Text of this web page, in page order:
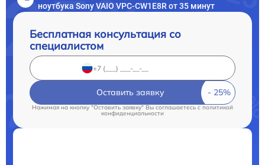
ноутбука Sony VAIO VPC-CW1E8R от 35 минут
Бесплатная консультация со
специалистом
Оставить заявку
Нажимая на кнопку "Оставить заявку" Вы соглашаетесь c политикой
конфиденциальности